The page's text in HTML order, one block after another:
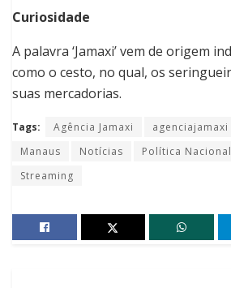
Curiosidade
A palavra ‘Jamaxi’ vem de origem
como o cesto, no qual, os
suas mercadorias.
Tags: Agência Jamaxi agenciajamaxi
Manaus
Notícias Política Nacional
Streaming